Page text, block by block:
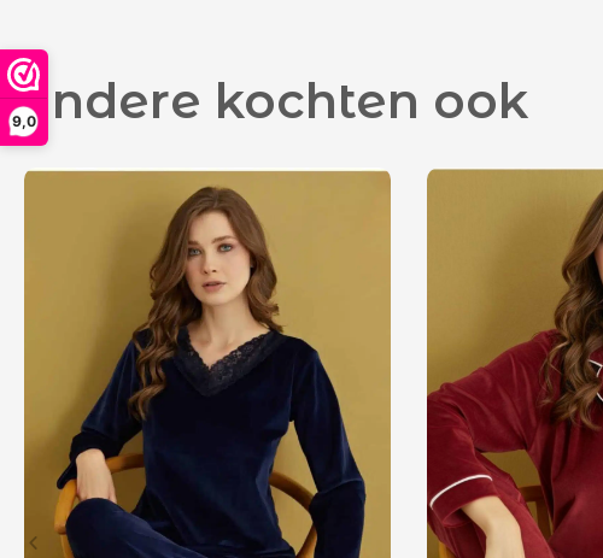
9,0
Andere kochten ook